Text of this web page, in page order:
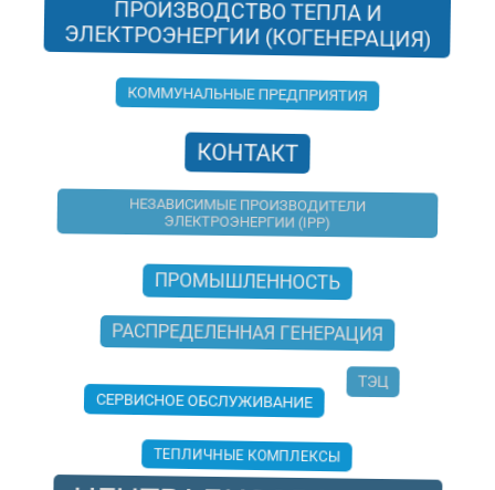
ЭЛЕКТРОЭНЕРГИИ (КОГЕНЕРАЦИЯ)
КОММУНАЛЬНЫЕ ПРЕДПРИЯТИЯ
КОНТАКТ
НЕЗАВИСИМЫЕ ПРОИЗВОДИТЕЛИ
ЭЛЕКТРОЭНЕРГИИ (IPP)
ПРОМЫШЛЕННОСТЬ
РАСПРЕДЕЛЕННАЯ ГЕНЕРАЦИЯ
СЕРВИСНОЕ ОБСЛУЖИВАНИЕ
ТЭЦ
ТЕПЛИЧНЫЕ КОМПЛЕКСЫ